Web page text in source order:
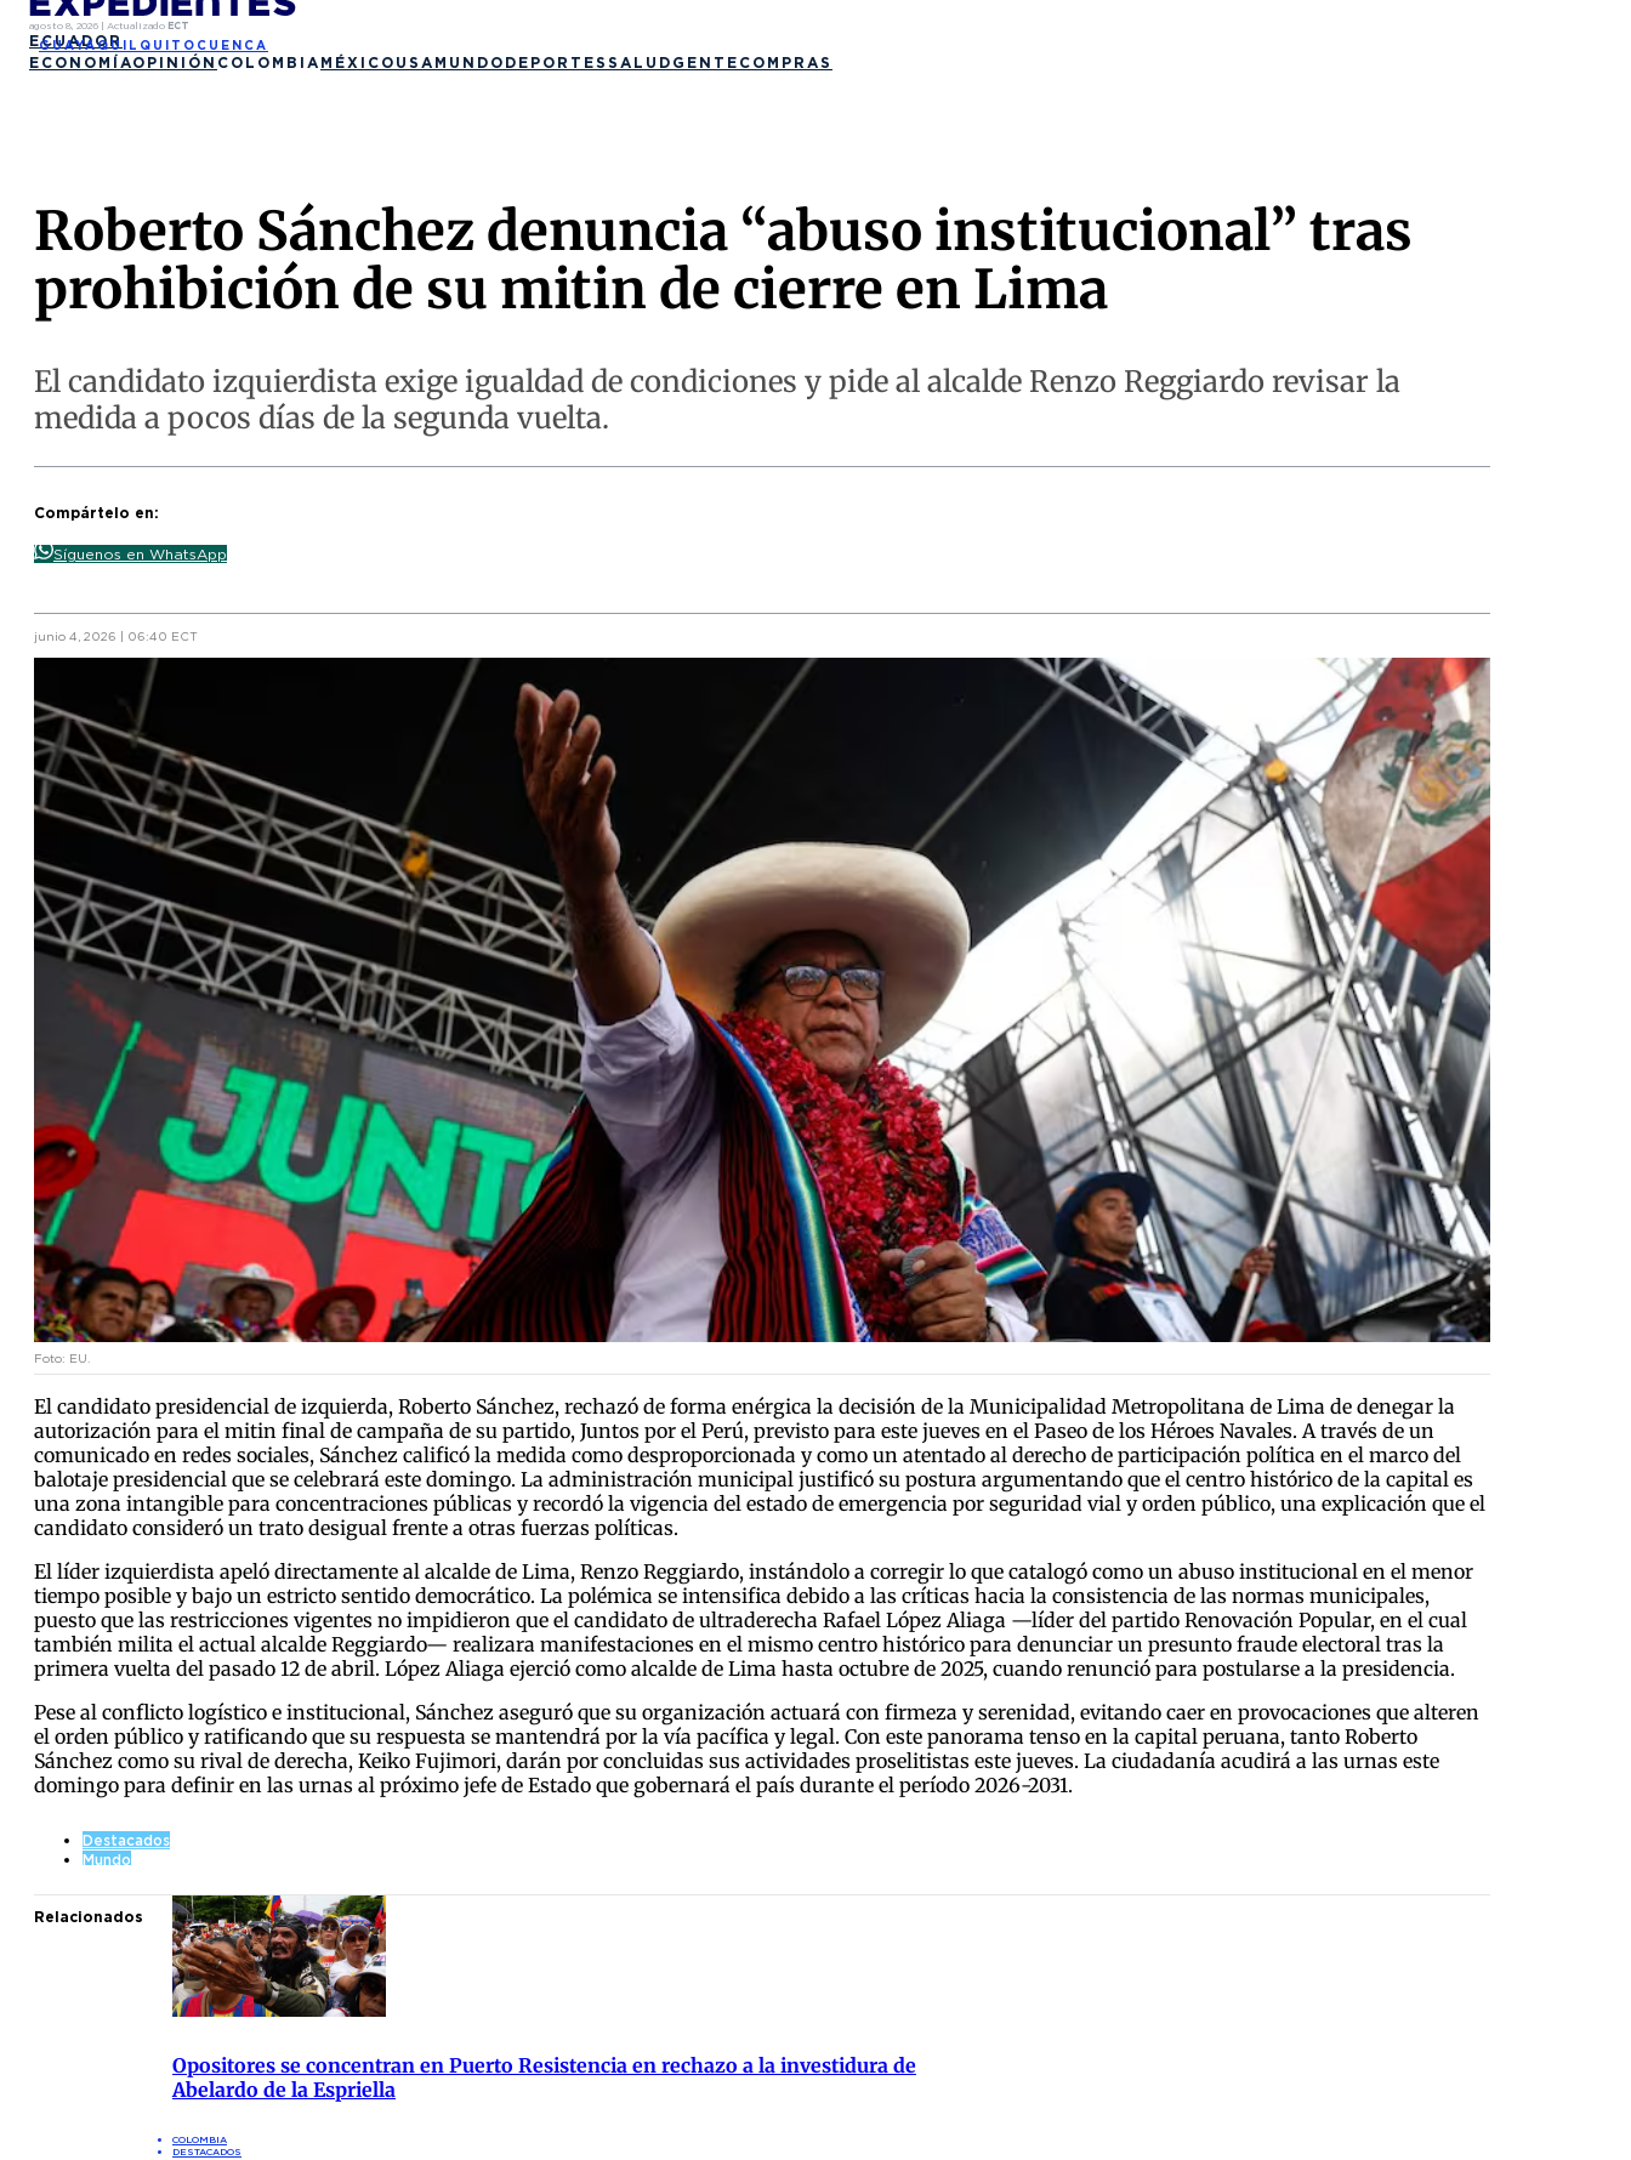
agosto 8, 2026 | Actualizado ECT
ECUADOR
GUAYAQUIL QUITO CUENCA
ECONOMÍAOPINIÓN COLOMBIA MÉXICO USA MUNDO DEPORTES SALUD GENTE COMPRAS
Roberto Sánchez denuncia “abuso institucional” tras
prohibición de su mitin de cierre en Lima
El candidato izquierdista exige igualdad de condiciones y pide al alcalde Renzo Reggiardo revisar la
medida a pocos días de la segunda vuelta.
Compártelo en:
Síguenos en WhatsApp
junio 4, 2026 | 06:40 ECT
Foto: EU.
El candidato presidencial de izquierda, Roberto Sánchez, rechazó de forma enérgica la decisión de la Municipalidad Metropolitana de Lima de denegar la
autorización para el mitin final de campaña de su partido, Juntos por el Perú, previsto para este jueves en el Paseo de los Héroes Navales. A través de un
comunicado en redes sociales, Sánchez calificó la medida como desproporcionada y como un atentado al derecho de participación política en el marco del
balotaje presidencial que se celebrará este domingo. La administración municipal justificó su postura argumentando que el centro histórico de la capital es
una zona intangible para concentraciones públicas y recordó la vigencia del estado de emergencia por seguridad vial y orden público, una explicación que el
candidato consideró un trato desigual frente a otras fuerzas políticas.
El líder izquierdista apeló directamente al alcalde de Lima, Renzo Reggiardo, instándolo a corregir lo que catalogó como un abuso institucional en el menor
tiempo posible y bajo un estricto sentido democrático. La polémica se intensifica debido a las críticas hacia la consistencia de las normas municipales,
puesto que las restricciones vigentes no impidieron que el candidato de ultraderecha Rafael López Aliaga —líder del partido Renovación Popular, en el cual
también milita el actual alcalde Reggiardo— realizara manifestaciones en el mismo centro histórico para denunciar un presunto fraude electoral tras la
primera vuelta del pasado 12 de abril. López Aliaga ejerció como alcalde de Lima hasta octubre de 2025, cuando renunció para postularse a la presidencia.
Pese al conflicto logístico e institucional, Sánchez aseguró que su organización actuará con firmeza y serenidad, evitando caer en provocaciones que alteren
el orden público y ratificando que su respuesta se mantendrá por la vía pacífica y legal. Con este panorama tenso en la capital peruana, tanto Roberto
Sánchez como su rival de derecha, Keiko Fujimori, darán por concluidas sus actividades proselitistas este jueves. La ciudadanía acudirá a las urnas este
domingo para definir en las urnas al próximo jefe de Estado que gobernará el país durante el período 2026-2031.
Destacados
Mundo
Relacionados
Opositores se concentran en Puerto Resistencia en rechazo a la investidura de
Abelardo de la Espriella
COLOMBIA
DESTACADOS